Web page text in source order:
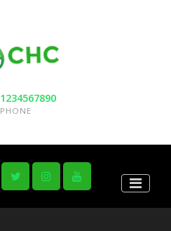
1234567890
PHONE